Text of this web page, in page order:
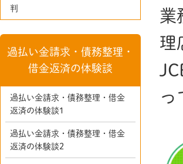
業
理
っ
判
過払い金請求・債務整理・
借金返済の体験談
過払い金請求・債務整理・借金
返済の体験談1
過払い金請求・債務整理・借金
返済の体験談2